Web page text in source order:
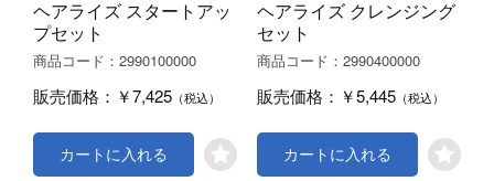
ヘアライズ スタートアッ
プセット
商品コード：2990100000
販売価格： ￥7,425 （税込）
カートに入れる
ヘアライズ クレンジング
セット
商品コード：2990400000
販売価格： ￥5,445 （税込）
カートに入れる